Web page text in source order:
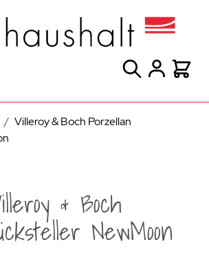
Suche
/ Villeroy & Boch Porzellan
& Boch
NewMoon